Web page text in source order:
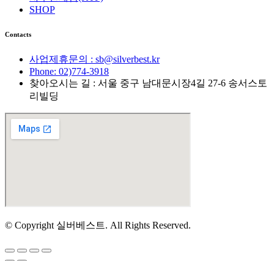
SHOP
Contacts
사업제휴문의 : sb@silverbest.kr
Phone: 02)774-3918
찾아오시는 길 : 서울 중구 남대문시장4길 27-6 송서스토
리빌딩
© Copyright 실버베스트. All Rights Reserved.